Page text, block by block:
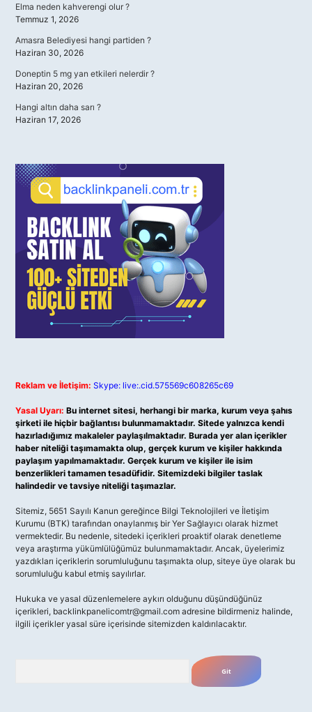
Elma neden kahverengi olur ?
Temmuz 1, 2026
Amasra Belediyesi hangi partiden ?
Haziran 30, 2026
Doneptin 5 mg yan etkileri nelerdir ?
Haziran 20, 2026
Hangi altın daha sarı ?
Haziran 17, 2026
Reklam ve İletişim: Skype: live:.cid.575569c608265c69
Yasal Uyarı: Bu internet sitesi, herhangi bir marka, kurum veya şahıs
şirketi ile hiçbir bağlantısı bulunmamaktadır. Sitede yalnızca kendi
hazırladığımız makaleler paylaşılmaktadır. Burada yer alan içerikler
haber niteliği taşımamakta olup, gerçek kurum ve kişiler hakkında
paylaşım yapılmamaktadır. Gerçek kurum ve kişiler ile isim
benzerlikleri tamamen tesadüfidir. Sitemizdeki bilgiler taslak
halindedir ve tavsiye niteliği taşımazlar.
Sitemiz, 5651 Sayılı Kanun gereğince Bilgi Teknolojileri ve İletişim
Kurumu (BTK) tarafından onaylanmış bir Yer Sağlayıcı olarak hizmet
vermektedir. Bu nedenle, sitedeki içerikleri proaktif olarak denetleme
veya araştırma yükümlülüğümüz bulunmamaktadır. Ancak, üyelerimiz
yazdıkları içeriklerin sorumluluğunu taşımakta olup, siteye üye olarak bu
sorumluluğu kabul etmiş sayılırlar.
Hukuka ve yasal düzenlemelere aykırı olduğunu düşündüğünüz
içerikleri, backlinkpanelicomtr@gmail.com adresine bildirmeniz halinde,
ilgili içerikler yasal süre içerisinde sitemizden kaldırılacaktır.